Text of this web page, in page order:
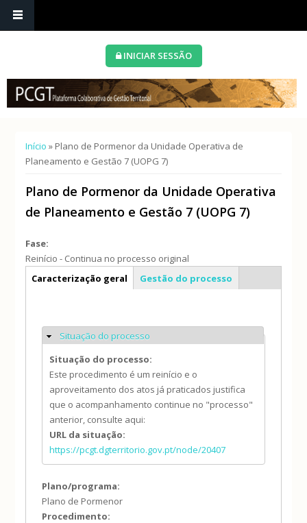
INICIAR SESSÃO
Está aqui
Início » Plano de Pormenor da Unidade Operativa de
Planeamento e Gestão 7 (UOPG 7)
Plano de Pormenor da Unidade Operativa
de Planeamento e Gestão 7 (UOPG 7)
Fase:
Reinício - Continua no processo original
Info geral
Caracterização geral Gestão do processo
Ocultar
Situação do processo
Situação do processo:
Este procedimento é um reinício e o
aproveitamento dos atos já praticados justifica
que o acompanhamento continue no "processo"
anterior, consulte aqui:
URL da situação:
https://pcgt.dgterritorio.gov.pt/node/20407
Plano/programa:
Plano de Pormenor
Procedimento: